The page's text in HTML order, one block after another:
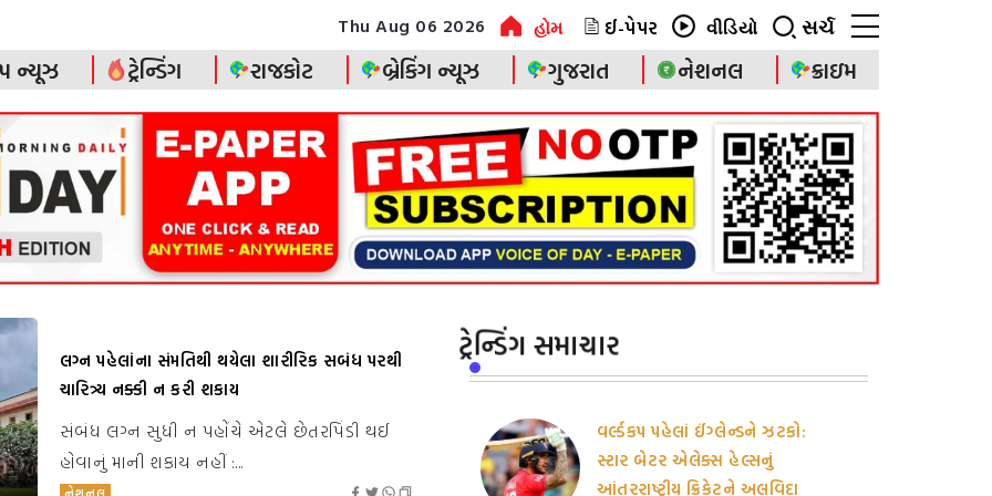
Thu Aug 06 2026 હોમ ઈ-પેપર વીડિયો સર્ચ
ન્યૂઝ ટ્રેન્ડિંગ રાજકોટ બ્રેકિંગ ન્યૂઝ ગુજરાત નેશનલ ક્રાઇમ
લગ્ન પહેલાંના સંમતિથી થયેલા શારીરિક સબંધ પરથી
ચારિત્ર્ય નક્કી ન કરી શકાય
સંબંધ લગ્ન સુધી ન પહોંચે એટલે છેતરપિંડી થઈ
હોવાનું માની શકાય નહીં :...
ટ્રેન્ડિંગ સમાચાર
વર્લ્ડકપ પહેલાં ઈંગ્લેન્ડને ઝટકો:
સ્ટાર બેટર એલેક્સ હેલ્સનું
આંતરરાષ્ટ્રીય ક્રિકેટને અલવિદા